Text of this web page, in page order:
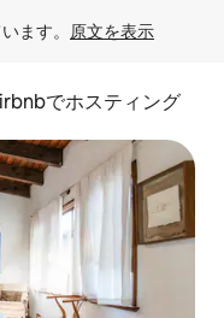
ます。 原文を表示
でホスティング